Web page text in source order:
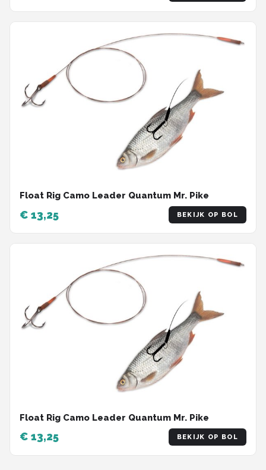
Float Rig Camo Leader Quantum Mr. Pike
€ 13,25 BEKIJK OP BOL
Float Rig Camo Leader Quantum Mr. Pike
€ 13,25 BEKIJK OP BOL